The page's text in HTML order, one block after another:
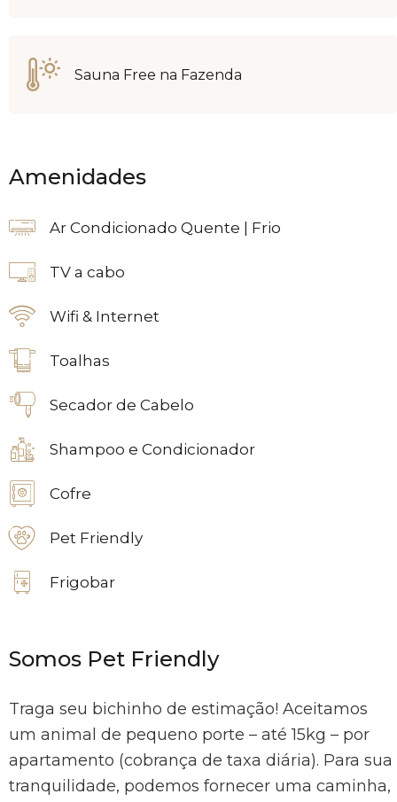
Sauna Free na Fazenda
Amenidades
Ar Condicionado Quente | Frio
TV a cabo
Wifi & Internet
Toalhas
Secador de Cabelo
Shampoo e Condicionador
Cofre
Pet Friendly
Frigobar
Somos Pet Friendly
Traga seu bichinho de estimação! Aceitamos
um animal de pequeno porte – até 15kg – por
apartamento (cobrança de taxa diária). Para sua
tranquilidade, podemos fornecer uma caminha,